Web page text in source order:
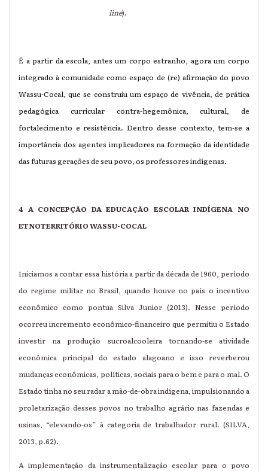
line).
É a partir da escola, antes um corpo estranho, agora um corpo
integrado à comunidade como espaço de (re) afirmação do povo
Wassu-Cocal, que se construiu um espaço de vivência, de prática
pedagógica curricular contra-hegemônica, cultural, de
fortalecimento e resistência. Dentro desse contexto, tem-se a
importância dos agentes implicadores na formação da identidade
das futuras gerações de seu povo, os professores indígenas.
4 A CONCEPÇÃO DA EDUCAÇÃO ESCOLAR INDÍGENA NO
ETNOTERRITÓRIO WASSU-COCAL
Iniciamos a contar essa história a partir da década de 1960, período
do regime militar no Brasil, quando houve no país o incentivo
econômico como pontua Silva Junior (2013). Nesse período
ocorreu incremento econômico-financeiro que permitiu o Estado
investir na produção sucroalcooleira tornando-se atividade
econômica principal do estado alagoano e isso reverberou
mudanças econômicas, políticas, sociais para o bem e para o mal. O
Estado tinha no seu radar a mão-de-obra indígena, impulsionando a
proletarização desses povos no trabalho agrário nas fazendas e
usinas, “elevando-os” à categoria de trabalhador rural. (SILVA,
2013, p.62).
A implementação da instrumentalização escolar para o povo